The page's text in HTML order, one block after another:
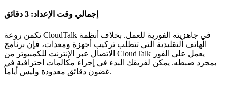
إجمالي وقت الإعداد: 3 دقائق
تكمن روعة CloudTalk في جاهزيته الفورية للعمل. بخلاف أنظمة
الهاتف التقليدية التي تتطلب تركيب أجهزة ومعدات، فإن برنامج
الاتصال عبر الإنترنت للكمبيوتر من CloudTalk يعمل على الفور
بمجرد ضبطه. يمكن لفريقك البدء في إجراء مكالمات احترافية في
غضون دقائق معدودة وليس أياماً.